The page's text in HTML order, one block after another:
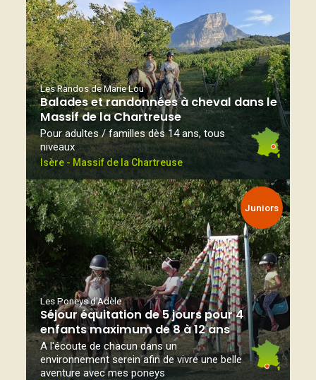
Les Randos de Marie Lou
Balades et randonnées à cheval dans le
Massif de la Chartreuse
Pour adultes / familles dès 14 ans, tous
niveaux
Isère - Massif de la Chartreuse
Juniors
Les Poneys d'Adèle
Séjour équitation de 5 jours pour 4
enfants maximum de 8 à 12 ans
A l'écoute de chacun dans un
environnement serein afin de vivre une belle
aventure avec mes poneys